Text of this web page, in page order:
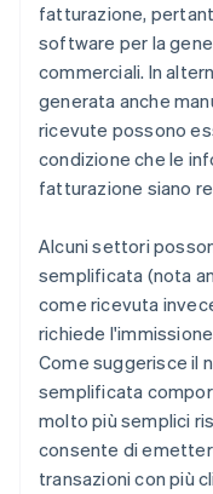
fatturazione,
software per la
commerciali. In
generata anche
ricevute possono
condizione che le
fatturazione siano
Alcuni settori
semplificata (nota
come ricevuta
richiede
Come suggerisce il
semplificata
molto più semplici
consente di
transazioni con più